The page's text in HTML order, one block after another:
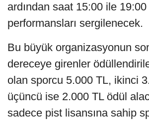
ardından saat 15:00 ile 19:00
performansları sergilenecek.
Bu büyük organizasyonun
dereceye girenler
olan sporcu 5.000 TL, ikinci
üçüncü ise 2.000 TL ödül
sadece pist lisansına sahip